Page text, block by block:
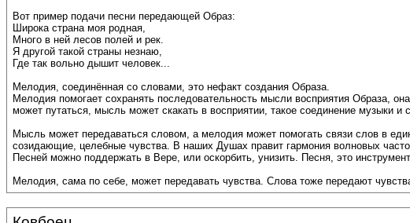
Вот пример подачи песни передающей Образ:
Широка страна моя родная,
Много в ней лесов полей и рек.
Я другой такой страны незнаю,
Где так вольно дышит человек...
Мелодия, соединённая со словами, это нефакт создания Образа.
Мелодия помогает сохранять последовательность мысли восприятия Образа,
может путаться, мысль может скакать в восприятии, такое соединение музыки
Мысль может передаваться словом, а мелодия может помогать связи слов в
созидающие, целебные чувства. В наших Душах правит гармония волновых
Песней можно поддержать в Вере, или оскорбить, унизить. Песня, это
Мелодия, сама по себе, может передавать чувства. Слова тоже передают